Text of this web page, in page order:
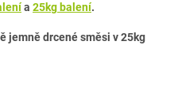
a 25kg balení.
jemně drcené směsi v 25kg